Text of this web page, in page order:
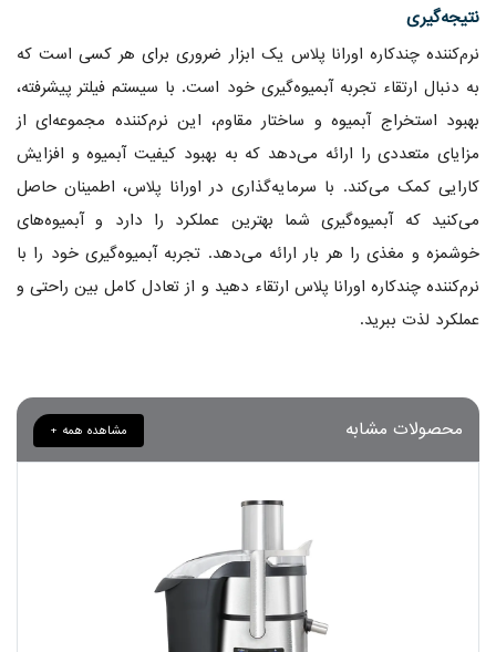
نتیجه‌گیری
نرم‌کننده چندکاره اورانا پلاس یک ابزار ضروری برای هر کسی است که
به دنبال ارتقاء تجربه آبمیوه‌گیری خود است. با سیستم فیلتر پیشرفته،
بهبود استخراج آبمیوه و ساختار مقاوم، این نرم‌کننده مجموعه‌ای از
مزایای متعددی را ارائه می‌دهد که به بهبود کیفیت آبمیوه و افزایش
کارایی کمک می‌کند. با سرمایه‌گذاری در اورانا پلاس، اطمینان حاصل
می‌کنید که آبمیوه‌گیری شما بهترین عملکرد را دارد و آبمیوه‌های
خوشمزه و مغذی را هر بار ارائه می‌دهد. تجربه آبمیوه‌گیری خود را با
نرم‌کننده چندکاره اورانا پلاس ارتقاء دهید و از تعادل کامل بین راحتی و
عملکرد لذت ببرید.
محصولات مشابه مشاهده همه +